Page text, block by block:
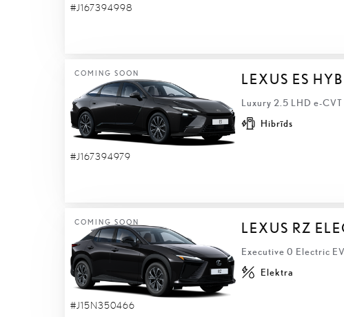
#J167394998
COMING SOON
#J167394979
LEXUS ES
Luxury 2.5 LHD e-
Hibrīds
COMING SOON
#J15N350466
LEXUS RZ
Executive 0 Electric
Elektra